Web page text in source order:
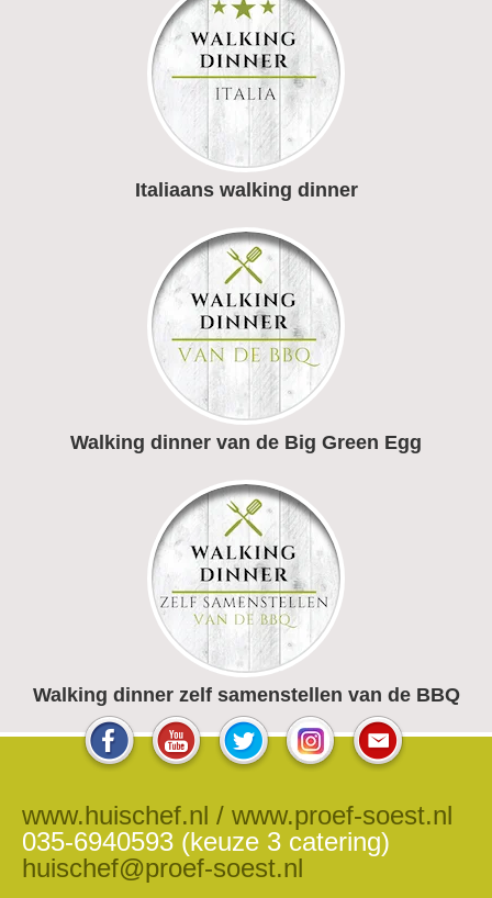
Italiaans walking dinner
Walking dinner van de Big Green Egg
Walking dinner zelf samenstellen van de BBQ
www.huischef.nl / www.proef-soest.nl
035-6940593 (keuze 3 catering)
huischef@proef-soest.nl